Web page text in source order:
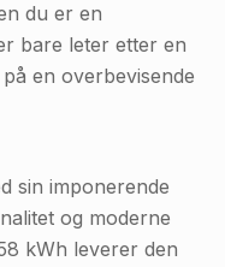
du er en
bare leter etter en
en overbevisende
sin imponerende
og moderne
kWh leverer den